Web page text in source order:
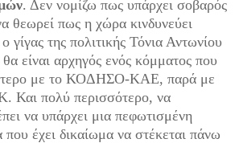
. Δεν νομίζω πως υπάρχει σοβαρός
θεωρεί πως η χώρα κινδυνεύει
γίγας της πολιτικής Τόνια Αντωνίου
θα είναι αρχηγός ενός κόμματος που
με το ΚΟΔΗΣΟ-ΚΑΕ, παρά με
Και πολύ περισσότερο, να
να υπάρχει μια πεφωτισμένη
έχει δικαίωμα να στέκεται πάνω